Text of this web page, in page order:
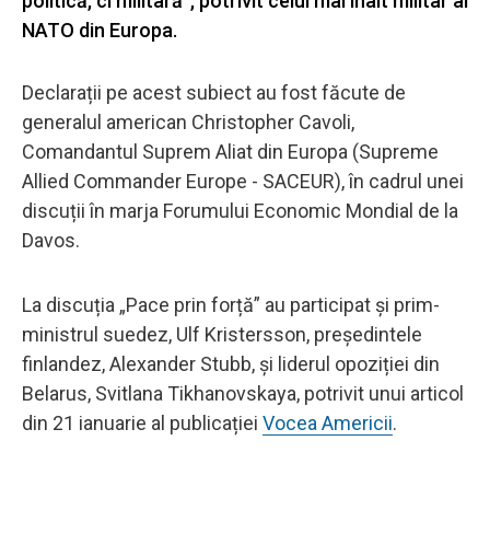
NATO din Europa.
Declarații pe acest subiect au fost făcute de
generalul american Christopher Cavoli,
Comandantul Suprem Aliat din Europa (Supreme
Allied Commander Europe - SACEUR), în cadrul unei
discuții în marja Forumului Economic Mondial de la
Davos.
La discuția „Pace prin forță” au participat și prim-
ministrul suedez, Ulf Kristersson, președintele
finlandez, Alexander Stubb, și liderul opoziției din
Belarus, Svitlana Tikhanovskaya, potrivit unui articol
din 21 ianuarie al publicației Vocea Americii.